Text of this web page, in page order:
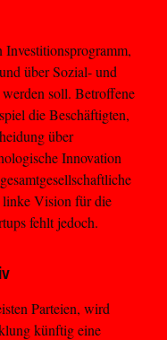
über Sozial- und
soll. Betroffene
die Beschäftigten,
über
Innovation
linke Vision für die
fehlt jedoch.
Parteien, wird
künftig eine